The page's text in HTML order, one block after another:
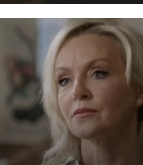
vragen op.